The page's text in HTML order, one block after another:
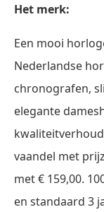
Het merk:
Een mooi
Nederlandse
chronografen,
elegante
vaandel met
met € 159,00.
en standaard 3